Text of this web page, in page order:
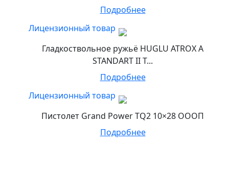
Подробнее
Лицензионный товар
Гладкоствольное ружьё HUGLU ATROX A
STANDART II T...
Подробнее
Лицензионный товар
Пистолет Grand Power TQ2 10×28 ОООП
Подробнее